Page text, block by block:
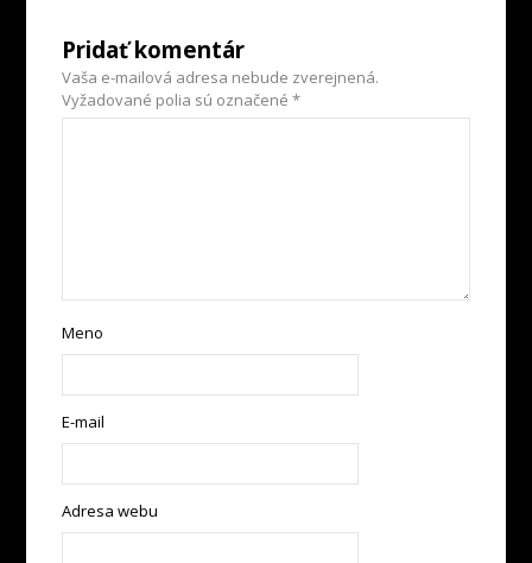
Pridať komentár
Vaša e-mailová adresa nebude zverejnená.
Vyžadované polia sú označené*
Meno
E-mail
Adresa webu